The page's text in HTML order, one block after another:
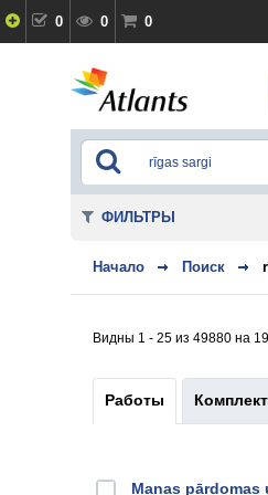
0 0 0
Начало Поиск
Видны 1 - 25 из 49880 на
Работы
Manas pārdomas
ФИЛЬТРЫ